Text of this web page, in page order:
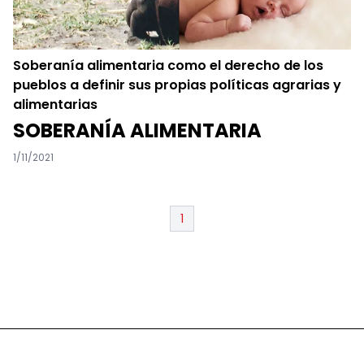
Soberanía alimentaria como el derecho de los
pueblos a definir sus propias políticas agrarias y
alimentarias
SOBERANÍA ALIMENTARIA
1/11/2021
1